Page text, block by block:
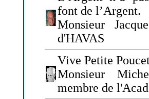
font de l’Argent.
Monsieur
d'HAVAS
Vive Petite
Monsieur
membre de